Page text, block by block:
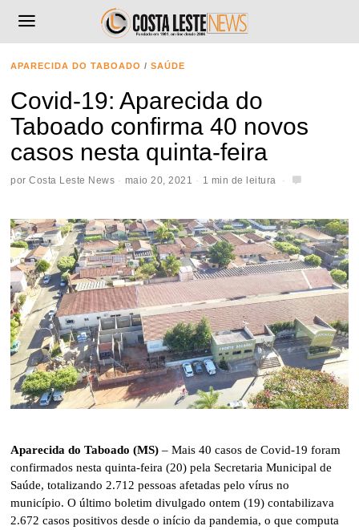
APARECIDA DO TABOADO / SAÚDE
Covid-19: Aparecida do
Taboado confirma 40 novos
casos nesta quinta-feira
porCosta Leste News maio 20, 2021 1 min de leitura
Aparecida do Taboado (MS) – Mais 40 casos de Covid-19 foram
confirmados nesta quinta-feira (20) pela Secretaria Municipal de
Saúde, totalizando 2.712 pessoas afetadas pelo vírus no
município. O último boletim divulgado ontem (19) contabilizava
2.672 casos positivos desde o início da pandemia, o que computa